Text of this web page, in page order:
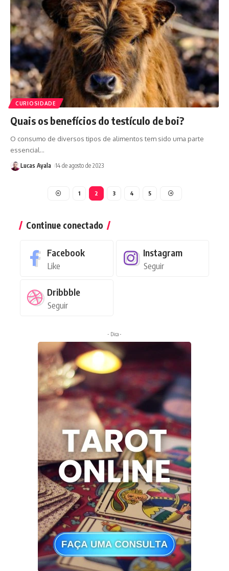
CURIOSIDADE
Quais os benefícios do testículo de boi?
O consumo de diversos tipos de alimentos tem sido uma parte
essencial…
Lucas Ayala 14 de agosto de 2023
1 2 3 4 5
Continue conectado
Facebook
Like
Instagram
Seguir
Dribbble
Seguir
- Dica -